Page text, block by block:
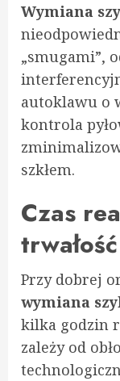
Wymiana
„smugami”,
autoklawu o
kontrola
szkłem.
Czas
trwałość
Przy dobrej
wymiana
kilka godzin
zależy od